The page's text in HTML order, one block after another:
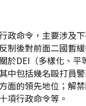
政命令，主要涉及
制後對前面二國暫
於DEI（多樣化、
中包括幾名毆打員
面的領先地位；解
項行政命令等。